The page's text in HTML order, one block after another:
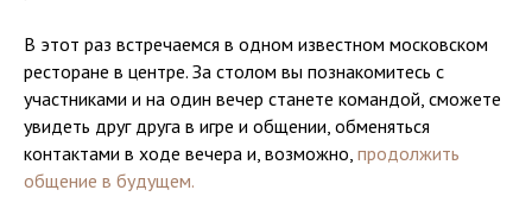
В этот раз встречаемся в одном известном московском
ресторане в центре. За столом вы познакомитесь с
участниками и на один вечер станете командой, сможете
увидеть друг друга в игре и общении, обменяться
контактами в ходе вечера и, возможно, продолжить
общение в будущем.